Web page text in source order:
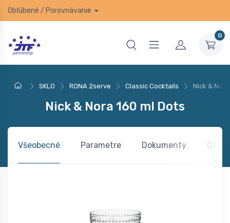
Obľúbené / Porovnávanie
0
SKLO RONA 2serve Classic Cocktails Nick &
Nick & Nora 160 ml Dots
Všeobecné Parametre Dokumenty